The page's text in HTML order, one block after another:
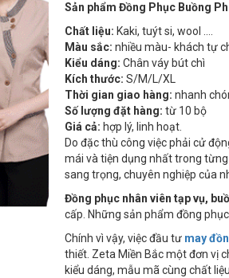
Sản phẩm Đồng Phục Buồng
Chất liệu: Kaki, tuýt si, wool ….
Màu sắc: nhiều màu- khách tự
Kiểu dáng: Chân váy bút chì
Kích thước: S/M/L/XL
Thời gian giao hàng: nhanh
Số lượng đặt hàng: từ 10 bộ
Giá cả: hợp lý, linh hoạt.
Do đặc thù công việc phải cử
mái và tiện dụng nhất trong
sang trọng, chuyên nghiệp của
Đồng phục nhân viên tạp vụ,
cấp. Những sản phẩm đồng
Chính vì vậy, việc đầu tư may
thiết. Zeta Miền Bắc một đơn vị
kiểu dáng, mẫu mã cùng chất